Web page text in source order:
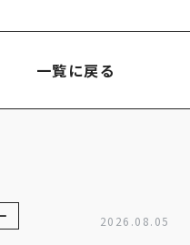
一覧に戻る
2026.08.05